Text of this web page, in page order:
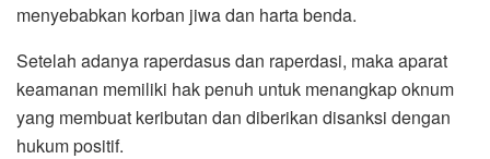
menyebabkan korban jiwa dan harta benda.
Setelah adanya raperdasus dan raperdasi, maka aparat
keamanan memiliki hak penuh untuk menangkap oknum
yang membuat keributan dan diberikan disanksi dengan
hukum positif.